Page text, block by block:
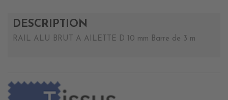
DESCRIPTION
RAIL ALU BRUT A AILETTE D 10 mm Barre de 3 m